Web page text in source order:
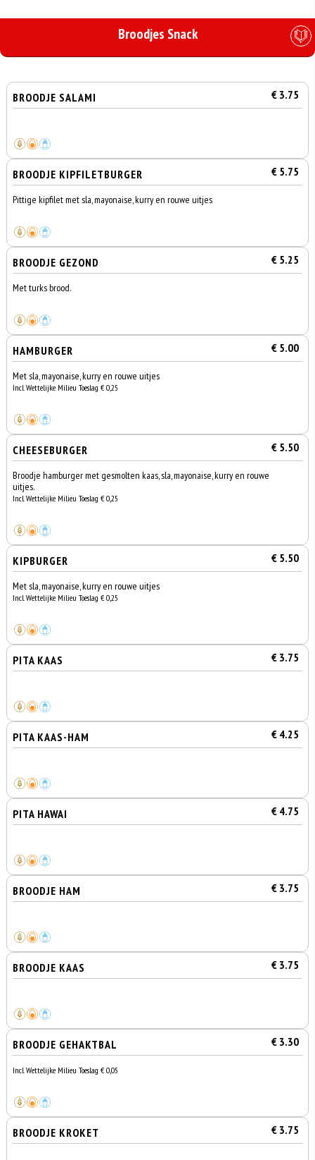
Broodjes Snack
BROODJE SALAMI € 3.75
BROODJE KIPFILETBURGER € 5.75
Pittige kipfilet met sla, mayonaise, kurry en rouwe uitjes
BROODJE GEZOND € 5.25
Met turks brood.
HAMBURGER € 5.00
Met sla, mayonaise, kurry en rouwe uitjes
Incl. Wettelijke Milieu Toeslag € 0,25
CHEESEBURGER € 5.50
Broodje hamburger met gesmolten kaas, sla, mayonaise, kurry en rouwe
uitjes.
Incl. Wettelijke Milieu Toeslag € 0,25
KIPBURGER € 5.50
Met sla, mayonaise, kurry en rouwe uitjes
Incl. Wettelijke Milieu Toeslag € 0,25
PITA KAAS € 3.75
PITA KAAS-HAM € 4.25
PITA HAWAI € 4.75
BROODJE HAM € 3.75
BROODJE KAAS € 3.75
BROODJE GEHAKTBAL € 3.30
Incl. Wettelijke Milieu Toeslag € 0,05
BROODJE KROKET € 3.75